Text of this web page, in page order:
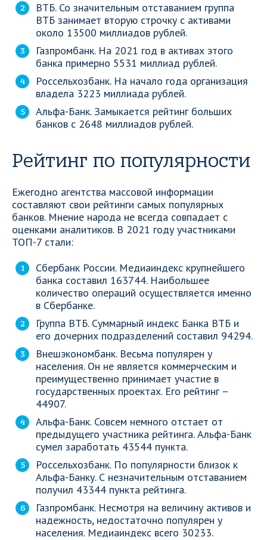
ВТБ. Со значительным отставанием группа
ВТБ занимает вторую строчку с активами
около 13500 миллиадов рублей.
Газпромбанк. На 2021 год в активах этого
банка примерно 5531 миллиад рублей.
Россельхозбанк. На начало года организация
владела 3223 миллиада рублей.
Альфа-Банк. Замыкается рейтинг больших
банков с 2648 миллиадов рублей.
Рейтинг по популярности
Ежегодно агентства массовой информации
составляют свои рейтинги самых популярных
банков. Мнение народа не всегда совпадает с
оценками аналитиков. В 2021 году участниками
ТОП-7 стали:
Сбербанк России. Медиаиндекс крупнейшего
банка составил 163744. Наибольшее
количество операций осуществляется именно
в Сбербанке.
Группа ВТБ. Суммарный индекс Банка ВТБ и
его дочерних подразделений составил 94294.
Внешэкономбанк. Весьма популярен у
населения. Он не является коммерческим и
преимущественно принимает участие в
государственных проектах. Его рейтинг –
44907.
Альфа-Банк. Совсем немного отстает от
предыдущего участника рейтинга. Альфа-Банк
сумел заработать 43544 пункта.
Россельхозбанк. По популярности близок к
Альфа-Банку. С незначительным отставанием
получил 43344 пункта рейтинга.
Газпромбанк. Несмотря на величину активов и
надежность, недостаточно популярен у
населения. Медиаиндекс всего 30233.